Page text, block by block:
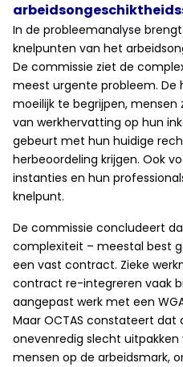
In de probleemanalyse
knelpunten van het
De commissie ziet de
meest urgente probleem. De
moeilijk te begrijpen, mensen
van werkhervatting op hun
gebeurt met hun huidige
herbeoordeling krijgen. Ook
instanties en hun
knelpunt.
De commissie concludeert
complexiteit – meestal best
een vast contract. Zieke
contract re-integreren vaak
aangepast werk met een
Maar OCTAS constateert dat
onevenredig slecht
mensen op de arbeidsmark,